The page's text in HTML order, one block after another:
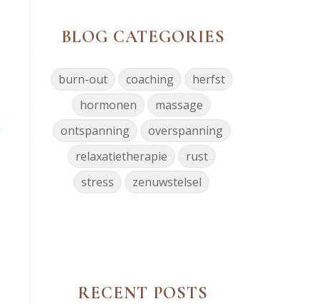
BLOG CATEGORIES
burn-out coaching
herfst
hormonen
massage
ontspanning
overspanning
relaxatietherapie
rust
stress
zenuwstelsel
RECENT POSTS